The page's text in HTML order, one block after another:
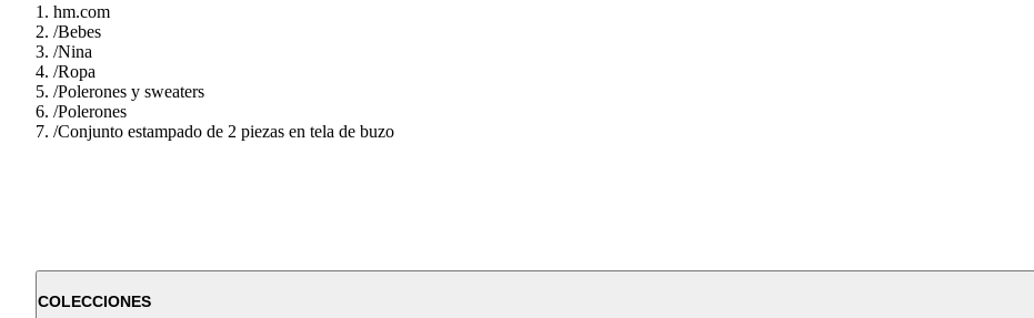
hm.com
/Bebes
/Nina
/Ropa
/Polerones y sweaters
/Polerones
/Conjunto estampado de 2 piezas en tela de buzo
COLECCIONES